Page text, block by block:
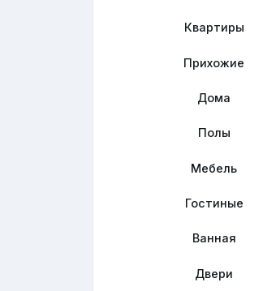
Квартиры
Прихожие
Дома
Полы
Мебель
Гостиные
Ванная
Двери